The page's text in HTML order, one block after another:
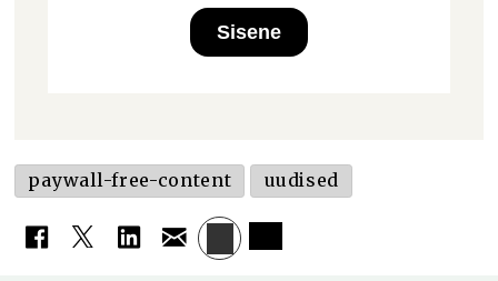
Sisene
paywall-free-content uudised